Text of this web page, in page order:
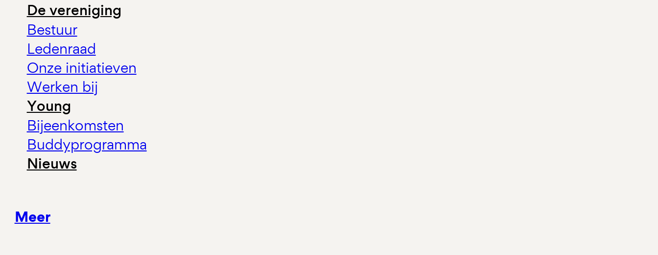
De vereniging
Bestuur
Ledenraad
Onze initiatieven
Werken bij
Young
Bijeenkomsten
Buddyprogramma
Nieuws
Meer